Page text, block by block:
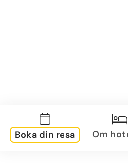
Boka din resa Om